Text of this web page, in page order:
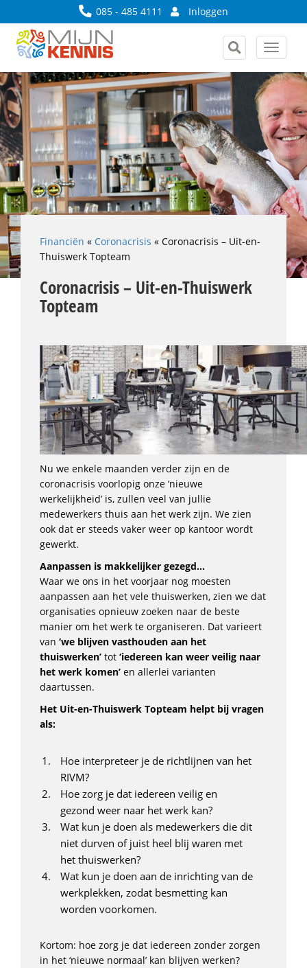
085 - 485 4111 Inloggen
Toggle
Financiën « Coronacrisis « Coronacrisis – Uit-en-
Thuiswerk Topteam
Coronacrisis – Uit-en-Thuiswerk
Topteam
Nu we enkele maanden verder zijn en de
coronacrisis voorlopig onze ‘nieuwe
werkelijkheid’ is, zullen veel van jullie
medewerkers thuis aan het werk zijn. We zien
ook dat er steeds vaker weer op kantoor wordt
gewerkt.
Aanpassen is makkelijker gezegd…
Waar we ons in het voorjaar nog moesten
aanpassen aan het vele thuiswerken, zien we dat
organisaties opnieuw zoeken naar de beste
manier om het werk te organiseren. Dat varieert
van ‘we blijven vasthouden aan het
thuiswerken’ tot ‘iedereen kan weer veilig naar
het werk komen’ en allerlei varianten
daartussen.
Het Uit-en-Thuiswerk Topteam helpt bij vragen
als:
Hoe interpreteer je de richtlijnen van het
RIVM?
Hoe zorg je dat iedereen veilig en
gezond weer naar het werk kan?
Wat kun je doen als medewerkers die dit
niet durven of juist heel blij waren met
het thuiswerken?
Wat kun je doen aan de inrichting van de
werkplekken, zodat besmetting kan
worden voorkomen.
Kortom: hoe zorg je dat iedereen zonder zorgen
in het ‘nieuwe normaal’ kan blijven werken?